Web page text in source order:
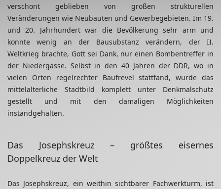
verschont geblieben von großen strukturellen
Veränderungen wie Neubauten und Gewerbegebieten. Im 19.
und 20. Jahrhundert war die Bevölkerung sehr arm und
konnte wenig an der Bausubstanz verändern, der II.
Weltkrieg brachte, Gott sei Dank, nur einen Bombentreffer in
der Niedergasse. Selbst in den 40 Jahren der DDR, wo in
vielen Orten regelrechter Baufrevel stattfand, wurde das
mittelalterliche Stadtbild komplett unter Denkmalschutz
gestellt und mit den damaligen Möglichkeiten
instandgehalten.
Das Josephskreuz – größtes eisernes
Doppelkreuz der Welt
Das Josephskreuz, ein weithin sichtbarer Fachwerkturm, ist